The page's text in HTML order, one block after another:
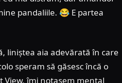
pandaliile. 😂 E partea
liniștea aia adevărată în care
speram să găsesc încă o
View, îmi notasem mental